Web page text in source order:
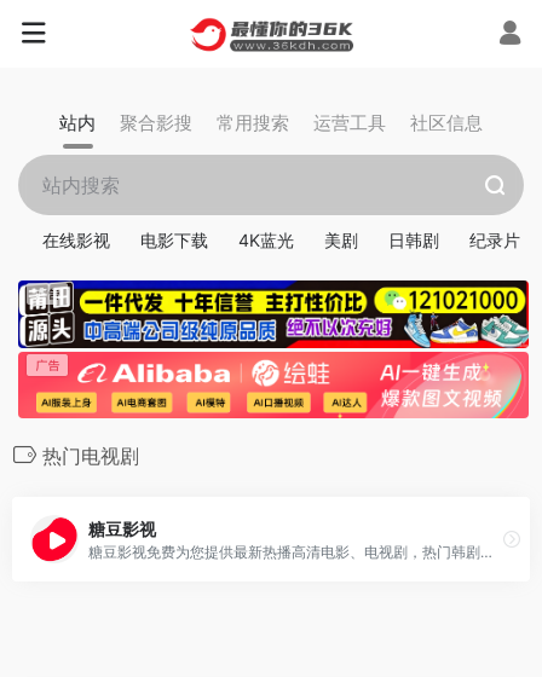
站内 聚合影搜 常用搜索 运营工具 社区信息
在线影视 电影下载 4K蓝光 美剧 日韩剧 纪录片
热门电视剧
糖豆影视
糖豆影视免费为您提供最新热播高清电影、电视剧，热门韩剧，欧美大片在线观看，每天更新好看的电视剧，最新综艺秀，明星信息与相关电影电视剧，影视大全电影网同时提供电影电视剧演员表，角色等相关内容，影视大全高清影院是影视爱好者们的电影家园！